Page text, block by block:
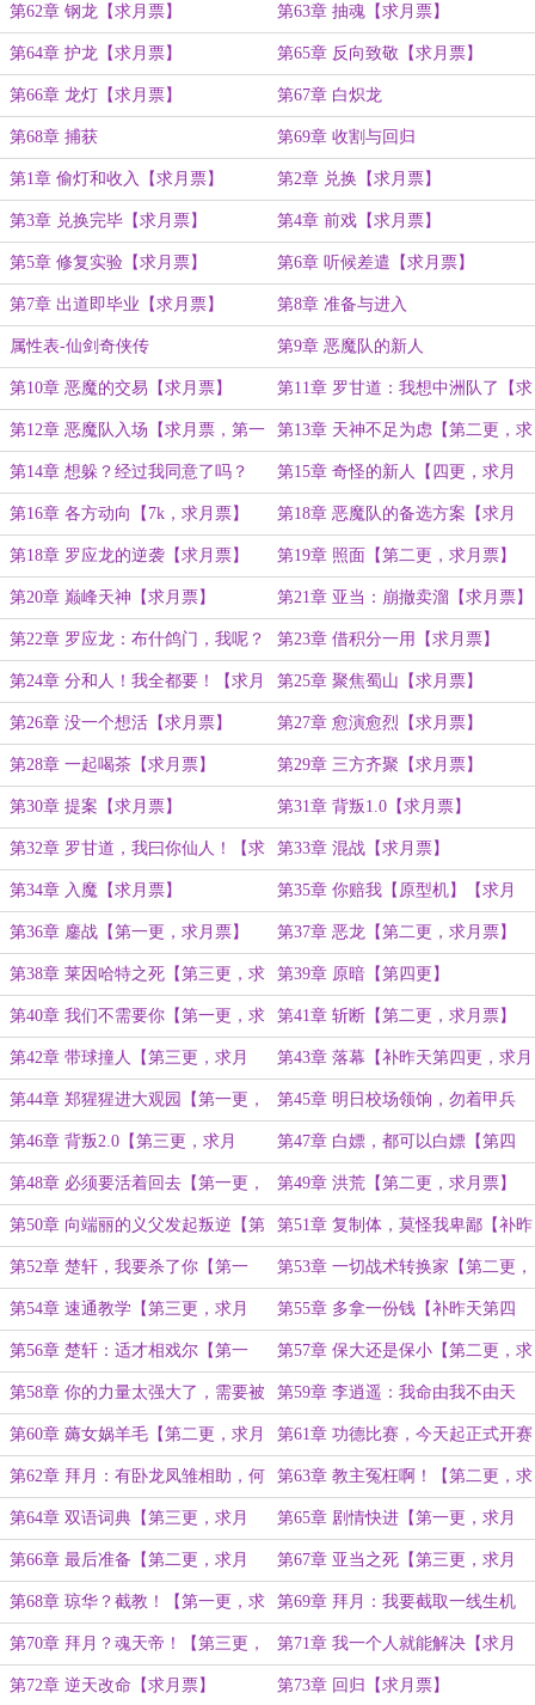
好说的【求月票】
第62章 钢龙【求月票】 第63章 抽魂【求月票】
第64章 护龙【求月票】 第65章 反向致敬【求月票】
第66章 龙灯【求月票】 第67章 白炽龙
第68章 捕获 第69章 收割与回归
第1章 偷灯和收入【求月票】 第2章 兑换【求月票】
第3章 兑换完毕【求月票】 第4章 前戏【求月票】
第5章 修复实验【求月票】 第6章 听候差遣【求月票】
第7章 出道即毕业【求月票】 第8章 准备与进入
属性表-仙剑奇侠传 第9章 恶魔队的新人
第10章 恶魔的交易【求月票】 第11章 罗甘道：我想中洲队了【求
月票】
第12章 恶魔队入场【求月票，第一
更】
第13章 天神不足为虑【第二更，求
月票】
第14章 想躲？经过我同意了吗？
【第三更，求月票】
第15章 奇怪的新人【四更，求月
票】
第16章 各方动向【7k，求月票】 第18章 恶魔队的备选方案【求月
票】
第18章 罗应龙的逆袭【求月票】 第19章 照面【第二更，求月票】
第20章 巅峰天神【求月票】 第21章 亚当：崩撤卖溜【求月票】
第22章 罗应龙：布什鸽门，我呢？
【求月票】
第23章 借积分一用【求月票】
第24章 分和人！我全都要！【求月
票】
第25章 聚焦蜀山【求月票】
第26章 没一个想活【求月票】 第27章 愈演愈烈【求月票】
第28章 一起喝茶【求月票】 第29章 三方齐聚【求月票】
第30章 提案【求月票】 第31章 背叛1.0【求月票】
第32章 罗甘道，我曰你仙人！【求
月票】
第33章 混战【求月票】
第34章 入魔【求月票】 第35章 你赔我【原型机】【求月
票】
第36章 鏖战【第一更，求月票】 第37章 恶龙【第二更，求月票】
第38章 莱因哈特之死【第三更，求
月票】
第39章 原暗【第四更】
第40章 我们不需要你【第一更，求
月票】
第41章 斩断【第二更，求月票】
第42章 带球撞人【第三更，求月
票】
第43章 落幕【补昨天第四更，求月
票】
第44章 郑猩猩进大观园【第一更，
求月票】
第45章 明日校场领饷，勿着甲兵
【第二更，求月票】
第46章 背叛2.0【第三更，求月
票】
第47章 白嫖，都可以白嫖【第四
更，求月票】
第48章 必须要活着回去【第一更，
求月票】
第49章 洪荒【第二更，求月票】
第50章 向端丽的义父发起叛逆【第
三更，求月票】
第51章 复制体，莫怪我卑鄙【补昨
晚第四更，求月票】
第52章 楚轩，我要杀了你【第一
更，求月票】
第53章 一切战术转换家【第二更，
求月票】
第54章 速通教学【第三更，求月
票】
第55章 多拿一份钱【补昨天第四
更，求月票】
第56章 楚轩：适才相戏尔【第一
更，求月票】
第57章 保大还是保小【第二更，求
月票】
第58章 你的力量太强大了，需要被
限制【第三更，求月票】
第59章 李逍遥：我命由我不由天
【第一更，求月票】
第60章 薅女娲羊毛【第二更，求月
票】
第61章 功德比赛，今天起正式开赛
【第三更，求月票】
第62章 拜月：有卧龙凤雏相助，何
愁大业不成？【第一更，求月票】
第63章 教主冤枉啊！【第二更，求
月票】
第64章 双语词典【第三更，求月
票】
第65章 剧情快进【第一更，求月
票】
第66章 最后准备【第二更，求月
票】
第67章 亚当之死【第三更，求月
票】
第68章 琼华？截教！【第一更，求
月票】
第69章 拜月：我要截取一线生机
【第二更，求月票】
第70章 拜月？魂天帝！【第三更，
求月票】
第71章 我一个人就能解决【求月
票】
第72章 逆天改命【求月票】 第73章 回归【求月票】